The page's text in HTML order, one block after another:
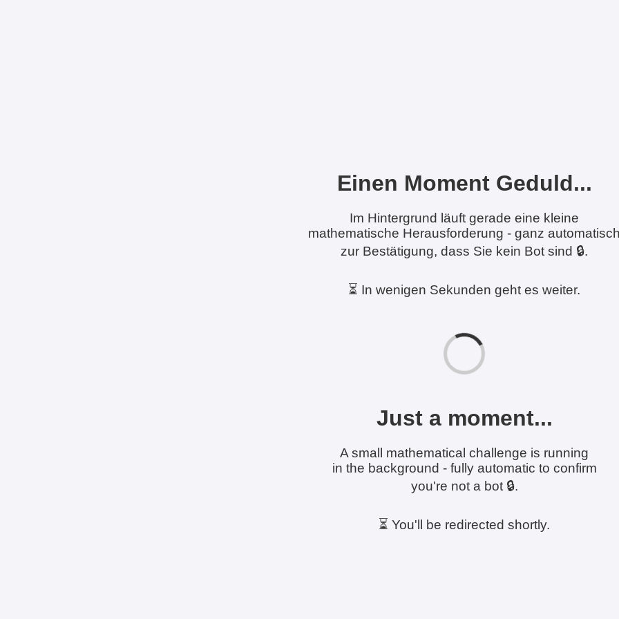
Einen Moment Geduld...
Im Hintergrund läuft gerade eine kleine
mathematische Herausforderung - ganz
zur Bestätigung, dass Sie kein Bot sind 🔒.
⏳ In wenigen Sekunden geht es weiter.
Just a moment...
A small mathematical challenge is running
in the background - fully automatic to confirm
you're not a bot 🔒.
⏳ You'll be redirected shortly.